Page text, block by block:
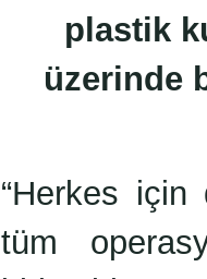
plastik
üzerinde
“Herkes
tüm